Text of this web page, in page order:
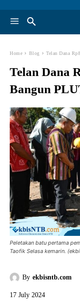
Home Blog Telan Dana
Telan Dana
Bangun
Peletakan batu pertama
Taofik Selasa kemarin.
By ekbisntb.com
17 July 2024